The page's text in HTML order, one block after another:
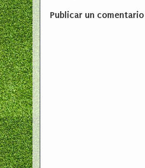
Publicar un comentario